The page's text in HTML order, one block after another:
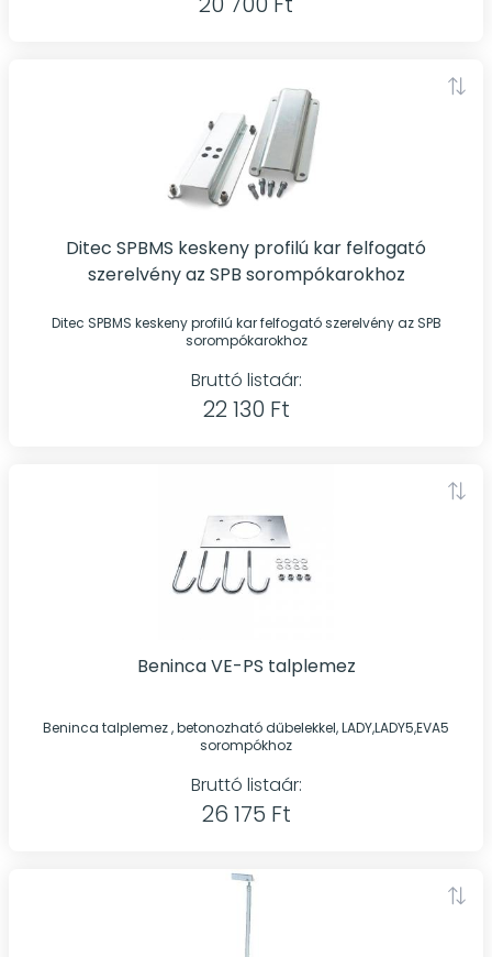
Ditec SPBMS keskeny profilú kar felfogató
szerelvény az SPB sorompókarokhoz
Ditec SPBMS keskeny profilú kar felfogató szerelvény az SPB
sorompókarokhoz
Bruttó listaár:
22 130 Ft
Beninca VE-PS talplemez
Beninca talplemez , betonozható dűbelekkel, LADY,LADY5,EVA5
sorompókhoz
Bruttó listaár:
26 175 Ft